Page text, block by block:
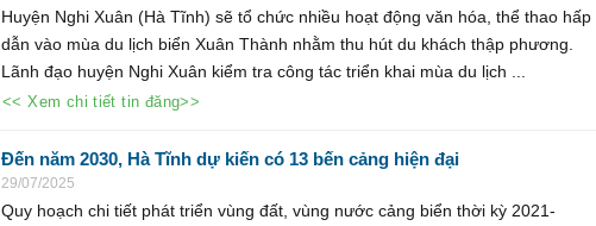
Huyện Nghi Xuân (Hà Tĩnh) sẽ tổ chức nhiều hoạt động văn hóa, thể thao hấp
dẫn vào mùa du lịch biển Xuân Thành nhằm thu hút du khách thập phương.
Lãnh đạo huyện Nghi Xuân kiểm tra công tác triển khai mùa du lịch ...
<< Xem chi tiết tin đăng>>
Đến năm 2030, Hà Tĩnh dự kiến có 13 bến cảng hiện đại
29/07/2025
Quy hoạch chi tiết phát triển vùng đất, vùng nước cảng biển thời kỳ 2021-